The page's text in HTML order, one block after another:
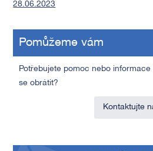
28.06.2023
Pomůžeme vám
Potřebujete pomoc nebo
se obrátit?
Kontaktujte